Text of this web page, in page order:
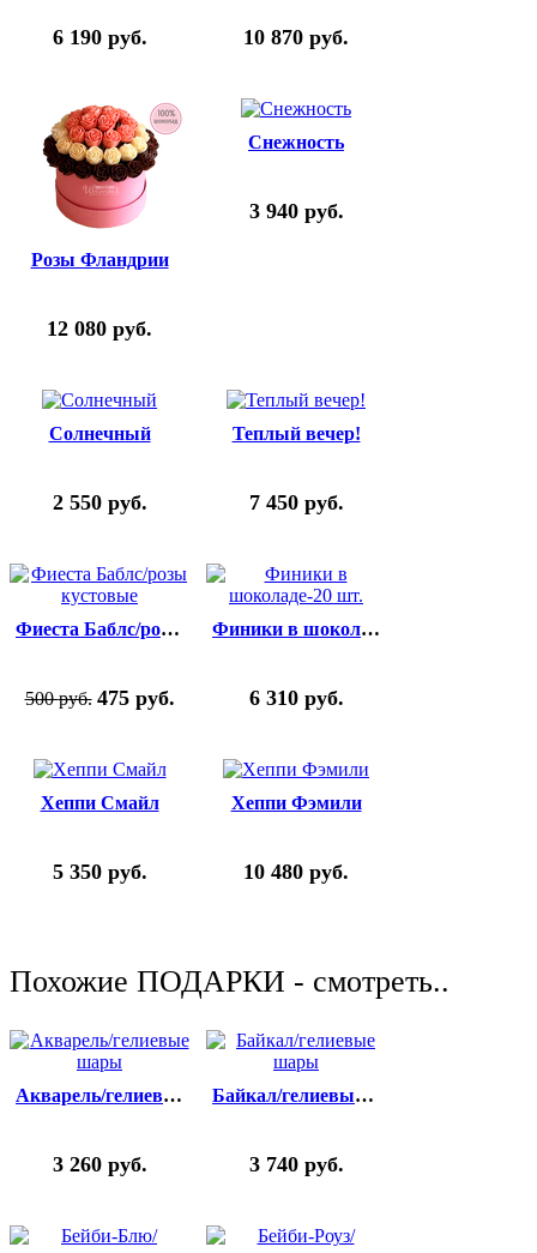
6 190 руб. 10 870 руб.
Розы Фландрии
12 080 руб.
Снежность
3 940 руб.
Солнечный
2 550 руб.
Теплый вечер!
7 450 руб.
Фиеста Баблс/розы кустовые
500руб. 475 руб.
Финики в шоколаде-20 шт.
6 310 руб.
Хеппи Смайл
5 350 руб.
Хеппи Фэмили
10 480 руб.
Похожие ПОДАРКИ - смотреть..
Акварель/гелиевые шары
3 260 руб.
Байкал/гелиевые шары
3 740 руб.